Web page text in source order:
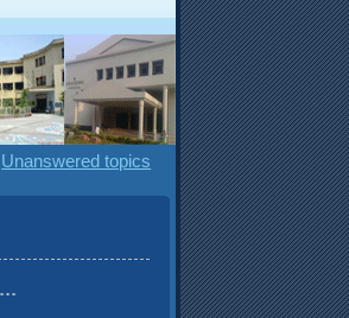
Unanswered topics